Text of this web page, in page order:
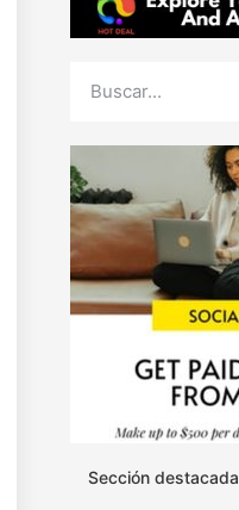
Sección destacada